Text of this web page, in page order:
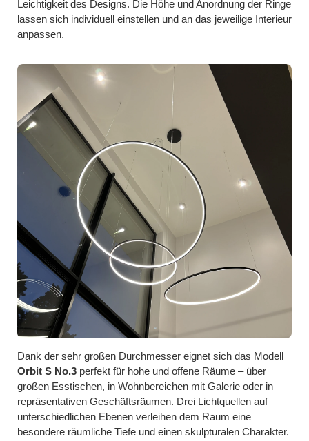
Leichtigkeit des Designs. Die Höhe und Anordnung der Ringe
lassen sich individuell einstellen und an das jeweilige Interieur
anpassen.
Dank der sehr großen Durchmesser eignet sich das Modell
Orbit S No.3 perfekt für hohe und offene Räume – über
großen Esstischen, in Wohnbereichen mit Galerie oder in
repräsentativen Geschäftsräumen. Drei Lichtquellen auf
unterschiedlichen Ebenen verleihen dem Raum eine
besondere räumliche Tiefe und einen skulpturalen Charakter.